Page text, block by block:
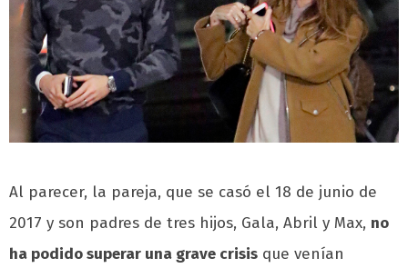
Al parecer, la pareja, que se casó el 18 de junio de
2017 y son padres de tres hijos, Gala, Abril y Max, no
ha podido superar una grave crisis que venían